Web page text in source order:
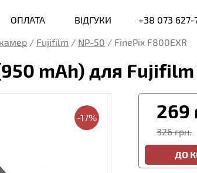
ОПЛАТА ВІДГУКИ +38 073 627-
/ Fujifilm / NP-50 / FinePix F800EXR
mAh) для Fujifilm
-17% 269
326 грн.
ДО